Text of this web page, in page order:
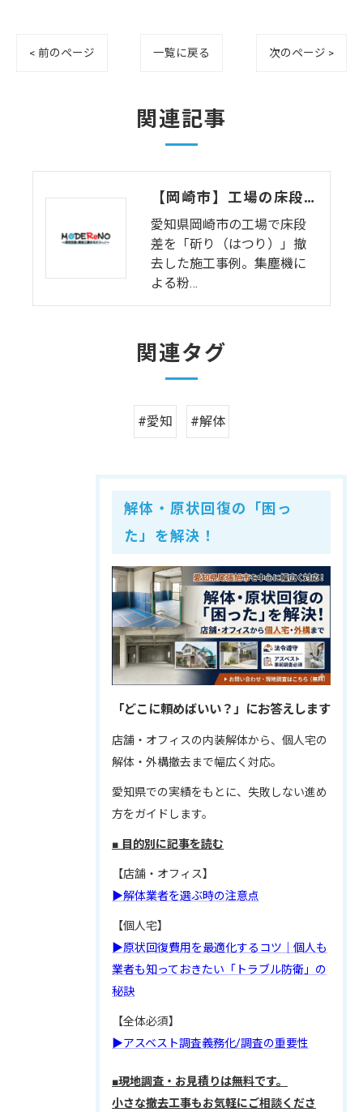
< 前のページ 一覧に戻る 次のページ >
関連記事
【岡崎市】工場の床段差を「斫り（はつり）」撤去｜サッシ解体と1日で完結する環境改善
愛知県岡崎市の工場で床段
差を「斫り（はつり）」撤
去した施工事例。集塵機に
よる粉…
関連タグ
#愛知 #解体
解体・原状回復の「困っ
た」を解決！
「どこに頼めばいい？」にお答えします
店舗・オフィスの内装解体から、個人宅の
解体・外構撤去まで幅広く対応。
愛知県での実績をもとに、失敗しない進め
方をガイドします。
■ 目的別に記事を読む
【店舗・オフィス】
▶解体業者を選ぶ時の注意点
【個人宅】
▶原状回復費用を最適化するコツ｜個人も
業者も知っておきたい「トラブル防衛」の
秘訣
【全体必須】
▶アスベスト調査義務化/調査の重要性
■現地調査・お見積りは無料です。
小さな撤去工事もお気軽にご相談くださ